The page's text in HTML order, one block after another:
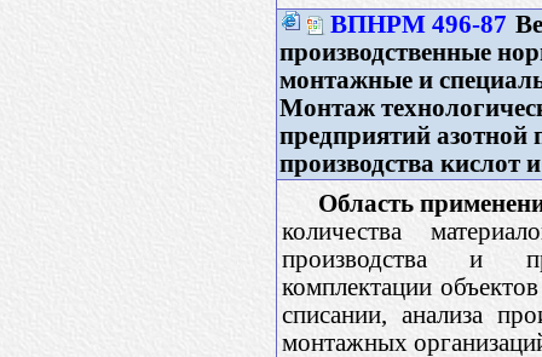
ВПНРМ 496-87
производственные
монтажные и
Монтаж
предприятий
производства кислот
Область
количества
производства и
комплектации
списании, анализа
монтажных